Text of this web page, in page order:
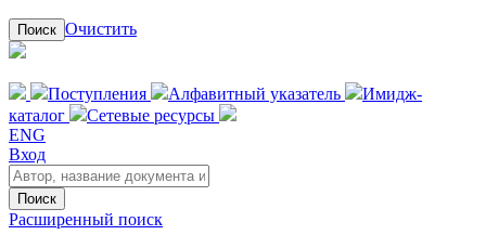
Поиск Очистить
Поступления Алфавитный указатель
Имидж-
каталог
Сетевые ресурсы
ENG
Вход
Поиск
Расширенный поиск